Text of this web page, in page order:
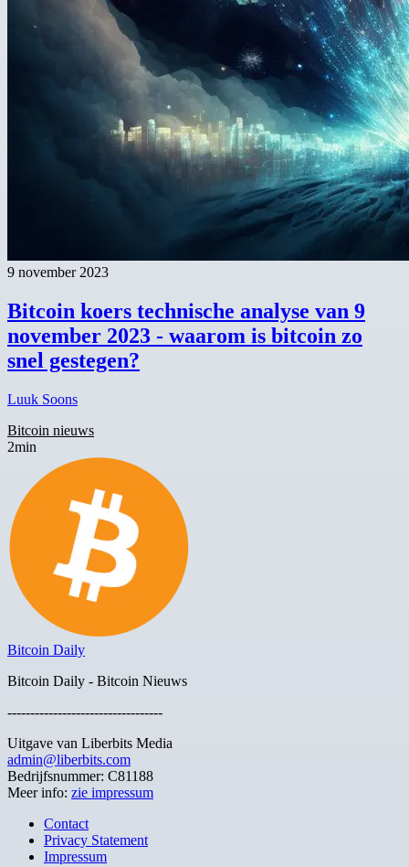
9 november 2023
Bitcoin koers technische analyse van 9
november 2023 - waarom is bitcoin zo
snel gestegen?
Luuk Soons
Bitcoin nieuws
2min
Bitcoin Daily
Bitcoin Daily - Bitcoin Nieuws
----------------------------------
Uitgave van Liberbits Media
admin@liberbits.com
Bedrijfsnummer: C81188
Meer info: zie impressum
Contact
Privacy Statement
Impressum